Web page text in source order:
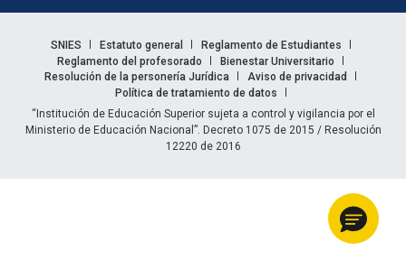
Enlaces legales
SNIES Estatuto general
Reglamento de Estudiantes
Reglamento del profesorado
Bienestar Universitario
Resolución de la personería Jurídica
Aviso de privacidad
Política de tratamiento de datos
Información legal
“Institución de Educación Superior sujeta a control y vigilancia por el
Ministerio de Educación Nacional”. Decreto 1075 de 2015 / Resolución
12220 de 2016